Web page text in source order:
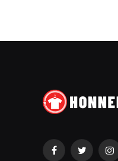
FacebookTwitter